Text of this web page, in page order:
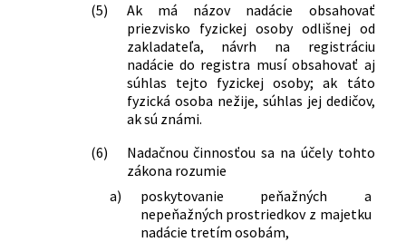
neziskových organizácií a o zmene a
doplnení niektorých zákonov
390/2019 Z. z.
Zákon, ktorým sa mení a dopĺňa zákon
č. 513/1991 Zb. Obchodný zákonník v
znení neskorších predpisov a ktorým sa
menia a dopĺňajú niektoré zákony
109/2025 Z. z.
Zákon, ktorým sa mení a dopĺňa zákon
č. 213/1997 Z. z. o neziskových
organizáciách poskytujúcich všeobecne
prospešné služby v znení neskorších
predpisov a ktorým sa menia a
dopĺňajú niektoré zákony
(5)
Ak má názov nadácie obsahovať
priezvisko fyzickej osoby odlišnej od
zakladateľa, návrh na registráciu
nadácie do registra musí obsahovať aj
súhlas tejto fyzickej osoby; ak táto
fyzická osoba nežije, súhlas jej dedičov,
ak sú známi.
(6)
Nadačnou činnosťou sa na účely tohto
zákona rozumie
a)
poskytovanie peňažných a
nepeňažných prostriedkov z majetku
nadácie tretím osobám,